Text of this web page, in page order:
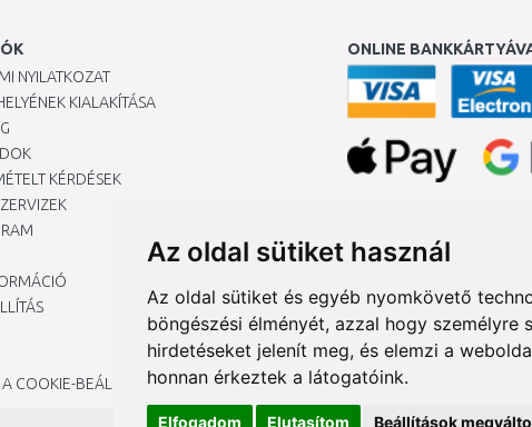
Az oldal sütiket használ
Az oldal sütiket és egyéb nyomkövető
böngészési élményét, azzal hogy
hirdetéseket jelenít meg, és elemzi a
honnan érkeztek a látogatóink.
Elfogadom Elutasítom Beállítások
NYILATKOZAT
KIALAKÍTÁSA
KÉRDÉSEK
COOKIE-BEÁLLÍTÁSAIMAT
ONLINE